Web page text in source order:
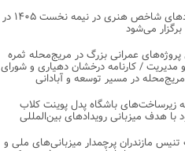
رویدادهای شاخص هنری در نیمه نخست ۱۴۰۵ در
برگزار می‌شود
پروژه‌های عمرانی بزرگ در مریج‌محله ثمره
مدیریت / کارنامه درخشان دهیاری و شورای
در مسیر توسعه و آبادانی
زیرساخت‌های باشگاه پدل پوینت کلاب
با هدف میزبانی رویدادهای بین‌المللی
مازندران پرچمدار میزبانی‌های ملی و